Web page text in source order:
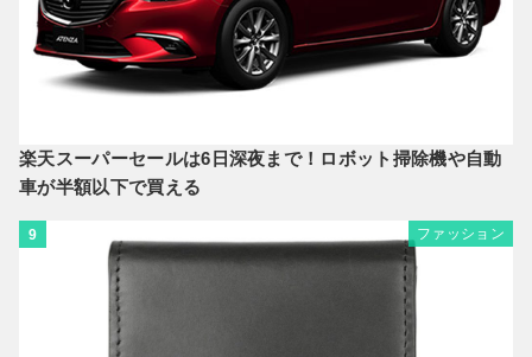
楽天スーパーセールは6日深夜まで！ロボット掃除機や自動
車が半額以下で買える
9 ファッション